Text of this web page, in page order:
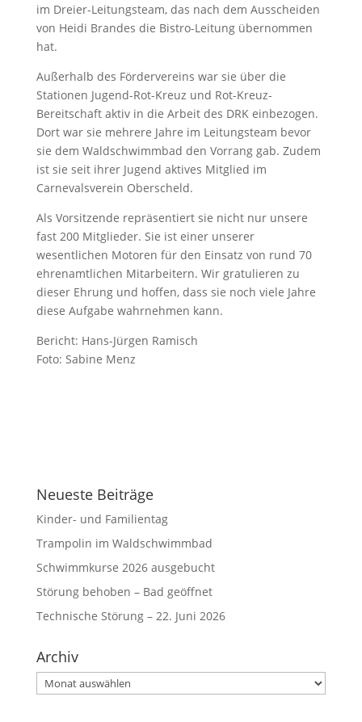
im Dreier-Leitungsteam, das nach dem Ausscheiden
von Heidi Brandes die Bistro-Leitung übernommen
hat.
Außerhalb des Fördervereins war sie über die
Stationen Jugend-Rot-Kreuz und Rot-Kreuz-
Bereitschaft aktiv in die Arbeit des DRK einbezogen.
Dort war sie mehrere Jahre im Leitungsteam bevor
sie dem Waldschwimmbad den Vorrang gab. Zudem
ist sie seit ihrer Jugend aktives Mitglied im
Carnevalsverein Oberscheld.
Als Vorsitzende repräsentiert sie nicht nur unsere
fast 200 Mitglieder. Sie ist einer unserer
wesentlichen Motoren für den Einsatz von rund 70
ehrenamtlichen Mitarbeitern. Wir gratulieren zu
dieser Ehrung und hoffen, dass sie noch viele Jahre
diese Aufgabe wahrnehmen kann.
Bericht: Hans-Jürgen Ramisch
Foto: Sabine Menz
Neueste Beiträge
Kinder- und Familientag
Trampolin im Waldschwimmbad
Schwimmkurse 2026 ausgebucht
Störung behoben – Bad geöffnet
Technische Störung – 22. Juni 2026
Archiv
Archiv